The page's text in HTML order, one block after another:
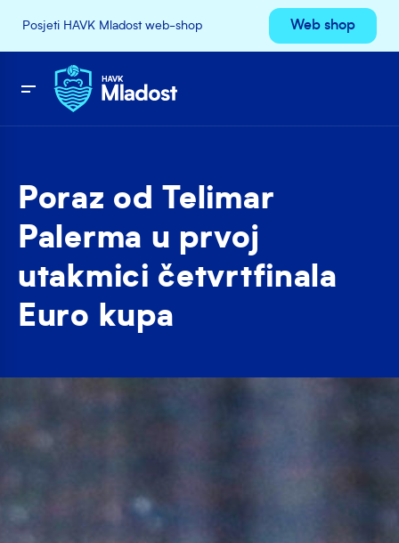
Posjeti HAVK Mladost web-shop Web shop
Poraz od Telimar
Palerma u prvoj
utakmici četvrtfinala
Euro kupa